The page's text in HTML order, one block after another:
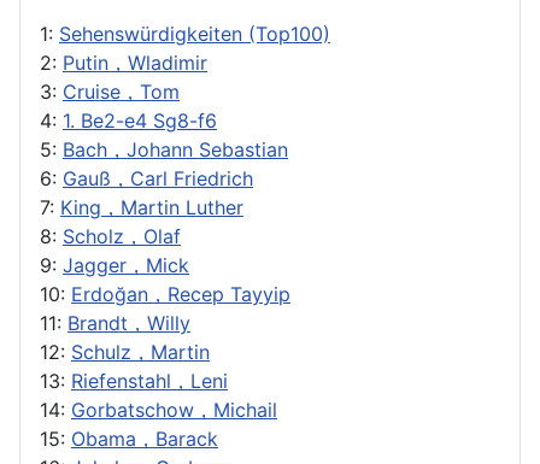
1: Sehenswürdigkeiten (Top100)
2: Putin，Wladimir
3: Cruise，Tom
4: 1. Be2-e4 Sg8-f6
5: Bach，Johann Sebastian
6: Gauß，Carl Friedrich
7: King，Martin Luther
8: Scholz，Olaf
9: Jagger，Mick
10: Erdoğan，Recep Tayyip
11: Brandt，Willy
12: Schulz，Martin
13: Riefenstahl，Leni
14: Gorbatschow，Michail
15: Obama，Barack